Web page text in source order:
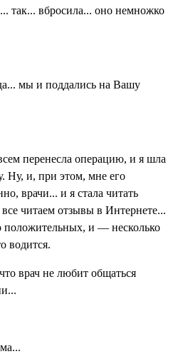
так... вбросила... оно немножко
мы и поддались на Вашу
перенесла операцию, и я шла
Ну, и, при этом, мне его
врачи... и я стала читать
читаем отзывы в Интернете...
и — несколько
водится.
врач не любит общаться